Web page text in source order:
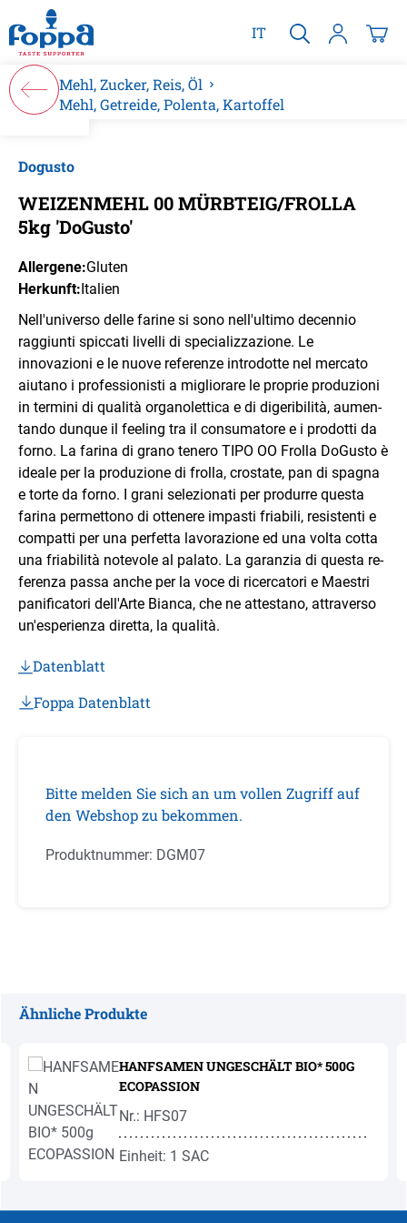
springen
IT
Mehl, Zucker, Reis, Öl
Mehl, Getreide, Polenta, Kartoffel
Dogusto
WEIZENMEHL 00 MÜRBTEIG/FROLLA
5kg 'DoGusto'
Allergene:Gluten
Herkunft:Italien
Nell'universo delle farine si sono nell'ultimo decennio
raggiunti spic­cati livelli di specializzazione. Le
innovazioni e le nuove referenze in­trodotte nel mercato
aiutano i professionisti a migliorare le proprie produzioni
in termini di qualità organolettica e di digeribilità, aumen­
tando dunque il feeling tra il consumatore e i prodotti da
forno. La farina di grano tenero TIPO OO Frolla DoGusto è
ideale per la produzione di frolla, crostate, pan di spagna
e torte da forno. I grani selezionati per produrre questa
farina permettono di ottenere impa­sti friabili, resistenti e
compatti per una perfetta lavorazione ed una volta cotta
una friabilità notevole al palato. La garanzia di questa re­
ferenza passa anche per la voce di ricercatori e Maestri
panificatori dell'Arte Bianca, che ne attestano, attraverso
un'esperienza diretta, la qualità.
Datenblatt
Foppa Datenblatt
Bitte melden Sie sich an um vollen Zugriff auf
den Webshop zu bekommen.
Produktnummer: DGM07
Ähnliche Produkte
HANFSAMEN UNGESCHÄLT BIO* 500G
ECOPASSION
Nr.: HFS07
Einheit: 1 SAC